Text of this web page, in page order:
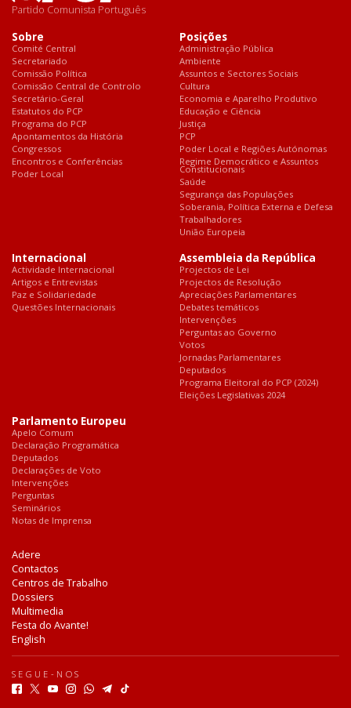
Partido Comunista Português
Sobre
Comité Central
Secretariado
Comissão Política
Comissão Central de Controlo
Secretário-Geral
Estatutos do PCP
Programa do PCP
Apontamentos da História
Congressos
Encontros e Conferências
Poder Local
Posições
Administração Pública
Ambiente
Assuntos e Sectores Sociais
Cultura
Economia e Aparelho Produtivo
Educação e Ciência
Justiça
PCP
Poder Local e Regiões Autónomas
Regime Democrático e Assuntos
Constitucionais
Saúde
Segurança das Populações
Soberania, Política Externa e Defesa
Trabalhadores
União Europeia
Internacional
Actividade Internacional
Artigos e Entrevistas
Paz e Solidariedade
Questões Internacionais
Assembleia da República
Projectos de Lei
Projectos de Resolução
Apreciações Parlamentares
Debates temáticos
Intervenções
Perguntas ao Governo
Votos
Jornadas Parlamentares
Deputados
Programa Eleitoral do PCP (2024)
Eleições Legislativas 2024
Parlamento Europeu
Apelo Comum
Declaração Programática
Deputados
Declarações de Voto
Intervenções
Perguntas
Seminários
Notas de Imprensa
Adere
Contactos
Centros de Trabalho
Dossiers
Multimedia
Festa do Avante!
English
SEGUE-NOS
F T I W T T